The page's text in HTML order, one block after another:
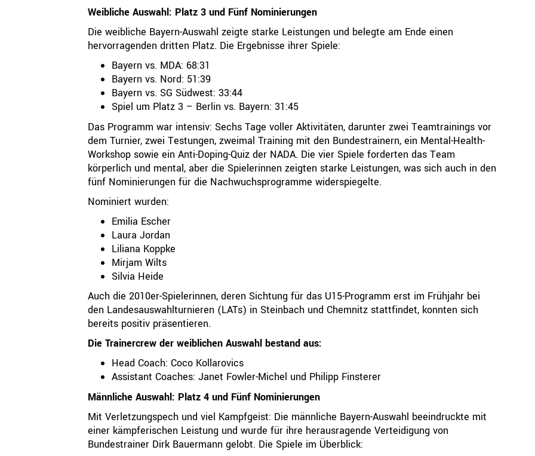
Weibliche Auswahl: Platz 3 und Fünf Nominierungen
Die weibliche Bayern-Auswahl zeigte starke Leistungen und belegte am Ende einen
hervorragenden dritten Platz. Die Ergebnisse ihrer Spiele:
Bayern vs. MDA: 68:31
Bayern vs. Nord: 51:39
Bayern vs. SG Südwest: 33:44
Spiel um Platz 3 – Berlin vs. Bayern: 31:45
Das Programm war intensiv: Sechs Tage voller Aktivitäten, darunter zwei Teamtrainings vor
dem Turnier, zwei Testungen, zweimal Training mit den Bundestrainern, ein Mental-Health-
Workshop sowie ein Anti-Doping-Quiz der NADA. Die vier Spiele forderten das Team
körperlich und mental, aber die Spielerinnen zeigten starke Leistungen, was sich auch in den
fünf Nominierungen für die Nachwuchsprogramme widerspiegelte.
Nominiert wurden:
Emilia Escher
Laura Jordan
Liliana Koppke
Mirjam Wilts
Silvia Heide
Auch die 2010er-Spielerinnen, deren Sichtung für das U15-Programm erst im Frühjahr bei
den Landesauswahlturnieren (LATs) in Steinbach und Chemnitz stattfindet, konnten sich
bereits positiv präsentieren.
Die Trainercrew der weiblichen Auswahl bestand aus:
Head Coach: Coco Kollarovics
Assistant Coaches: Janet Fowler-Michel und Philipp Finsterer
Männliche Auswahl: Platz 4 und Fünf Nominierungen
Mit Verletzungspech und viel Kampfgeist: Die männliche Bayern-Auswahl beeindruckte mit
einer kämpferischen Leistung und wurde für ihre herausragende Verteidigung von
Bundestrainer Dirk Bauermann gelobt. Die Spiele im Überblick: